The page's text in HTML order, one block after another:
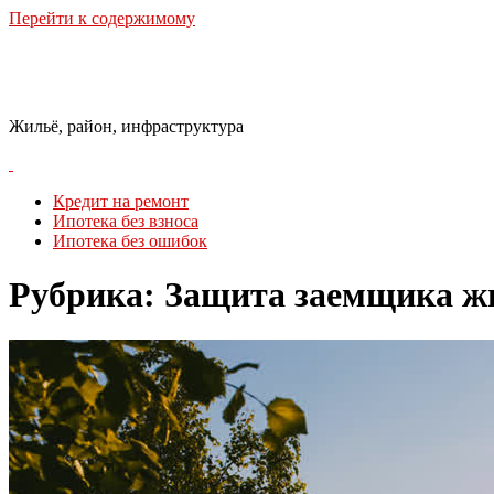
Перейти к содержимому
Жильё, район, инфраструктура
Кредит на ремонт
Ипотека без взноса
Ипотека без ошибок
Рубрика: Защита заемщика